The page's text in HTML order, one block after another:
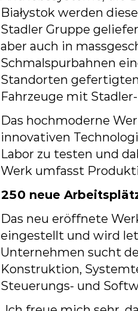
Białystok werden
Stadler Gruppe
aber auch in
Schmalspurbahnen
Standorten
Fahrzeuge mit
Das hochmoderne
innovativen
Labor zu testen und
Werk umfasst
250 neue
Das neu eröffnete
eingestellt und wird
Unternehmen sucht
Konstruktion,
Steuerungs- und